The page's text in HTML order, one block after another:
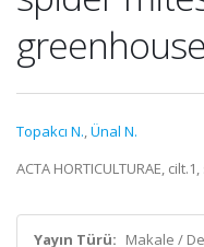
Topakcı N.,Ünal N.
ACTA HORTICULTURAE,
Yayın Türü: Makale /